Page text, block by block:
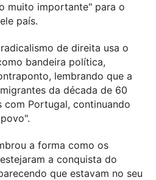
muito importante" para o
país.
de direita usa o
bandeira política,
lembrando que a
da década de 60
com Portugal, continuando
a forma como os
a conquista do
que estavam no seu